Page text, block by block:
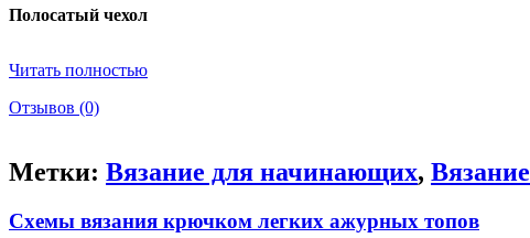
Полосатый чехол
Читать полностью
Отзывов (0)
Метки: Вязание для начинающих,
Схемы вязания крючком легких ажурных топов